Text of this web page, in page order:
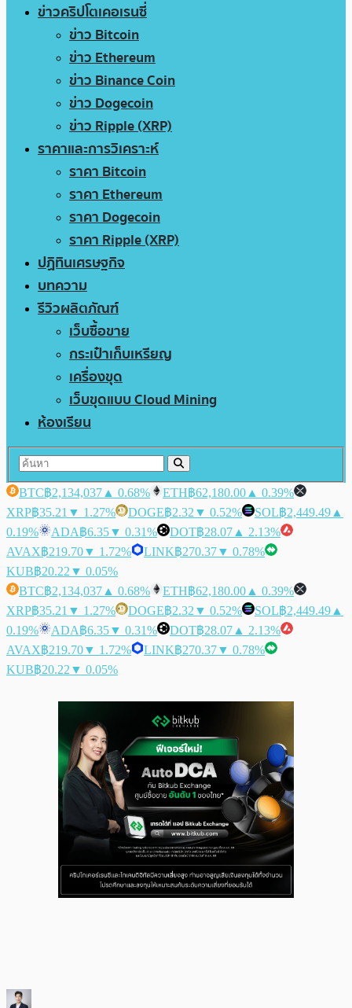
ข่าวคริปโตเคอเรนซี่
ข่าว Bitcoin
ข่าว Ethereum
ข่าว Binance Coin
ข่าว Dogecoin
ข่าว Ripple (XRP)
ราคาและการวิเคราะห์
ราคา Bitcoin
ราคา Ethereum
ราคา Dogecoin
ราคา Ripple (XRP)
ปฏิทินเศรษฐกิจ
บทความ
รีวิวผลิตภัณฑ์
เว็บซื้อขาย
กระเป๋าเก็บเหรียญ
เครื่องขุด
เว็บขุดแบบ Cloud Mining
ห้องเรียน
BTC฿2,134,037 ▲ 0.68% ETH฿62,180.00 ▲ 0.39%
XRP฿35.21 ▼ 1.27% DOGE฿2.32 ▼ 0.52% SOL฿2,449.49 ▲
0.19%
ADA฿6.35▼ 0.31% DOT฿28.07 ▲ 2.13%
AVAX฿219.70▼ 1.72% LINK฿270.37▼ 0.78%
KUB฿20.22 ▼ 0.05%
BTC฿2,134,037 ▲ 0.68% ETH฿62,180.00 ▲ 0.39%
XRP฿35.21 ▼ 1.27% DOGE฿2.32 ▼ 0.52% SOL฿2,449.49 ▲
0.19%
ADA฿6.35▼ 0.31% DOT฿28.07 ▲ 2.13%
AVAX฿219.70▼ 1.72% LINK฿270.37▼ 0.78%
KUB฿20.22 ▼ 0.05%